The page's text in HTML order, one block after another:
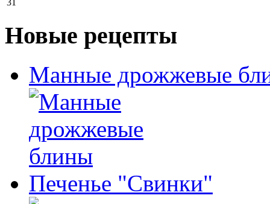
31
Новые рецепты
Манные дрожжевые
Печенье "Свинки"